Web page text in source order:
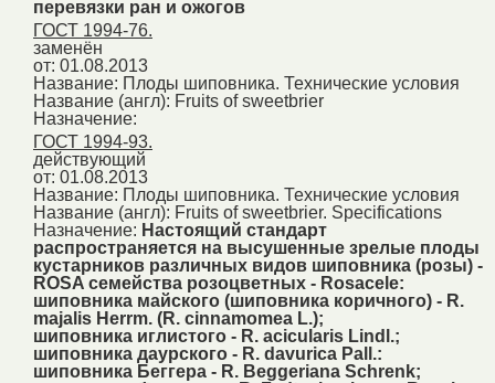
перевязки ран и ожогов
ГОСТ 1994-76.
заменён
от: 01.08.2013
Название: Плоды шиповника. Технические условия
Название (англ): Fruits of sweetbrier
Назначение:
ГОСТ 1994-93.
действующий
от: 01.08.2013
Название: Плоды шиповника. Технические условия
Название (англ): Fruits of sweetbrier. Specifications
Назначение: Настоящий стандарт
распространяется на высушенные зрелые плоды
кустарников различных видов шиповника (розы) -
ROSA семейства розоцветных - Rosacele:
шиповника майского (шиповника коричного) - R.
majalis Herrm. (R. cinnamomea L.);
шиповника иглистого - R. acicularis Lindl.;
шиповника даурского - R. davurica Pall.:
шиповника Беггера - R. Beggeriana Schrenk;